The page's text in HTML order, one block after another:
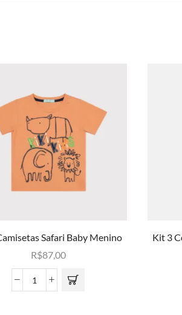
Safari Baby Menino
R$87,00
Kit 3